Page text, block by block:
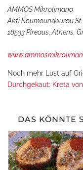
AMMOS Mikrolimano
Akti Koumoundourou
18533 Pireaus, Athens,
Noch mehr Lust auf
Durchgekaut: Kreta
DAS KÖNNTE